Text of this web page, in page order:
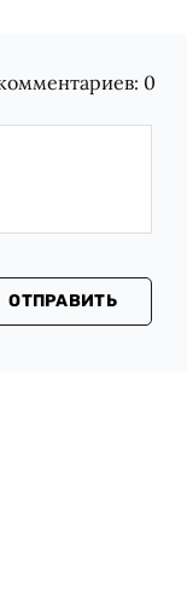
0
ОТПРАВИТЬ